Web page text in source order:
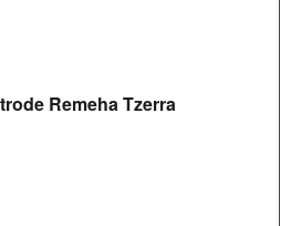
Remeha Tzerra